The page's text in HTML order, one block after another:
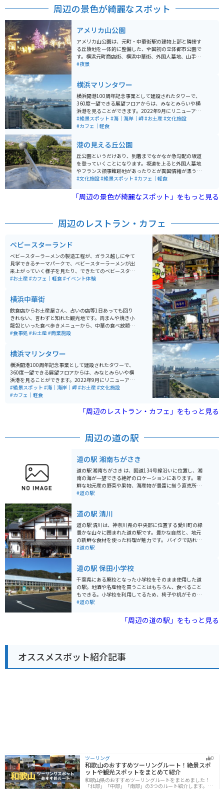
周辺の景色が綺麗なスポット
アメリカ山公園
アメリカ山公園は、元町・中華街駅の建物上部と隣接す
る丘陵地を一体的に整備した、全国初の立体都市公園で
す。横浜元町商店街、横浜中華街、外国人墓地、山手西
洋館群、港の見える丘公園などの観光スポットに隣接し
レーターで元町と丘の上の山手を結ぶことができます。
横浜開港150周年を記念する事業の一環として整備さ
れ、貴重な緑とオープンスペース、賑わいと利便性向上
の拠点として、都市部の魅力をさらに引き出す空間とな
っています。
#夜景
横浜マリンタワー
横浜開港100周年記念事業として建設されたタワーで、
360度一望できる展望フロアからは、みなとみらいや横
浜港を見ることができます。2022年9月にリニューアル
オープンしました。カフェ、レストラン、お土産ショッ
プもあり、様々な観光を楽しむことができます。専用駐
の大型駐車場があります。夜は夜景もきれいで、デート
スポットにもおすすめです。
#絶景スポット #海｜海岸｜岬#お土産#文化施設
#カフェ｜軽食
港の見える丘公園
丘公園というだけあり、到着までなかなか急勾配の坂道
を登っていくことになります。坂道を上ると外国人墓地
やフランス領事館跡地があったりとが異国情緒が漂う雰
囲気があります。港の見える丘公園に入るとすぐにロー
り、目の前いっぱいに横浜港が見渡せます。天気が良い
日はとても良いドライブ・ツーリング場所になります。
#文化施設#絶景スポット #カフェ｜軽食
「周辺の景色が綺麗なスポット」をもっと見る
周辺のレストラン・カフェ
ベビースターランド
ベビースターラーメンの製造工程が、ガラス越しに全て
見学できるテーマパークで、ベビースターラーメンが出
来上がっていく様子を見たり、できたてのベビースター
を食べたり、オリジナルグッズを購入したりとベビース
に入らない限定お菓子なども販売されています。
#お土産#カフェ｜軽食#イベント体験
横浜中華街
飲食店からお土産屋さん、占いの店等1日あっても回り
きれない、言わずと知れた観光地です。肉まんや焼き小
龍包といった食べ歩きメニューから、中華の食べ放題の
名店など、数え切れない程の中国料理を楽しめます。横
アムでチョコレートを堪能することもできる。
#食事処 #お土産#商業施設
横浜マリンタワー
横浜開港100周年記念事業として建設されたタワーで、
360度一望できる展望フロアからは、みなとみらいや横
浜港を見ることができます。2022年9月にリニューアル
オープンしました。カフェ、レストラン、お土産ショッ
プもあり、様々な観光を楽しむことができます。専用駐
の大型駐車場があります。夜は夜景もきれいで、デート
#絶景スポット #海｜海岸｜岬#お土産#文化施設
#カフェ｜軽食
「周辺のレストラン・カフェ」をもっと見る
周辺の道の駅
道の駅 湘南ちがさき
道の駅 湘南ちがさき は、国道134号線沿いに位置し、湘
南の海が一望できる絶好のロケーションにあります。 新
鮮な地元産の野菜や果物、海産物が豊富に揃う直売所
は、湘南の豊かな恵みを感じられるスポットです。朝ど
た、レストランでは、しらす丼や地魚を使った料理な
ど、地元の食材を活かしたメニューが楽しめます。海を
眺めながら食事ができるテラス席もあり、潮風を感じな
がらゆったりとした時間を過ごせます。 バイクで訪れる
方には、無料の駐輪場が用意されているので安心です。
には、江の島や鎌倉などの人気観光スポットも点在して
おり、足を延ばしてみるのも良いでしょう。 道の駅 湘南
ちがさき では、定期的にイベントも開催されています。
地元のアーティストによるライブや、季節のイベントな
ど、湘南の文化に触れることができる機会です。イベン
ト情報は、公式ウェブサイトで確認できます。 お土産に
を使ったお菓子などがおすすめです。 少し足を延ばせ
#道の駅
道の駅 清川
道の駅 清川は、神奈川県の中央部に位置する愛川町の緑
豊かな山々に囲まれた道の駅です。豊かな自然と、地元
の新鮮な食材を使った料理が魅力です。 バイクで訪れる
際は、宮ヶ瀬湖やヤビツ峠など、周辺のワインディング
品である、新鮮な野菜や果物、手作りジャムなどが人気
です。また、レストランでは、地元産の食材をふんだん
に使った料理を楽しむことができます。特に、地元産の
猪肉を使った「猪肉丼」は、ここでしか味わえない人気
メニューです。
#道の駅
道の駅 保田小学校
千葉県にある廃校となった小学校をそのまま使用した道
の駅。地酒や名産物を買うことはもちろん、食べること
もできる。小学校を利用してるため、椅子や机がそのま
ま利用されたりもしてました。道の駅では珍しく宿泊施
#道の駅
「周辺の道の駅」をもっと見る
オススメスポット紹介記事
ツーリング 0
和歌山のおすすめツーリングルート！絶景スポ
ットや観光スポットをまとめて紹介
和歌山県のおすすめツーリングルートをまとめました！
「北部」「中部」「南部」の3つのルート紹介します。海